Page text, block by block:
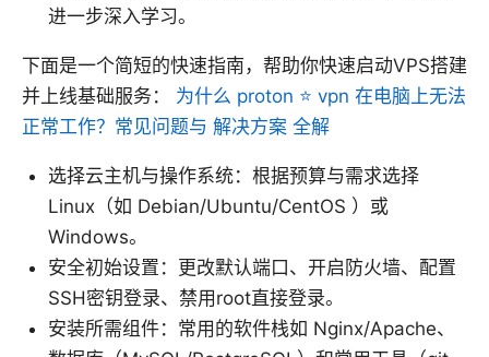
进一步深入学习。
下面是一个简短的快速指南，帮助你快速启动VPS搭建
并上线基础服务： 为什么 proton ⭐ vpn 在电脑上无法
正常工作？常见问题与 解决方案 全解
选择云主机与操作系统：根据预算与需求选择
Linux（如 Debian/Ubuntu/CentOS ）或
Windows。
安全初始设置：更改默认端口、开启防火墙、配置
SSH密钥登录、禁用root直接登录。
安装所需组件：常用的软件栈如 Nginx/Apache、